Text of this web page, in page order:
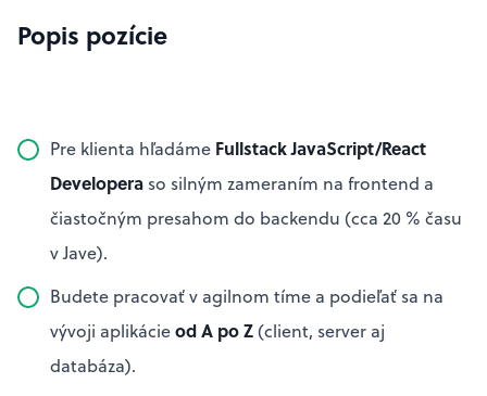
Popis pozície
Pre klienta hľadáme Fullstack JavaScript/React
Developera so silným zameraním na frontend a
čiastočným presahom do backendu (cca 20 % času
v Jave).
Budete pracovať v agilnom tíme a podieľať sa na
vývoji aplikácieod A po Z(client, server aj
databáza).